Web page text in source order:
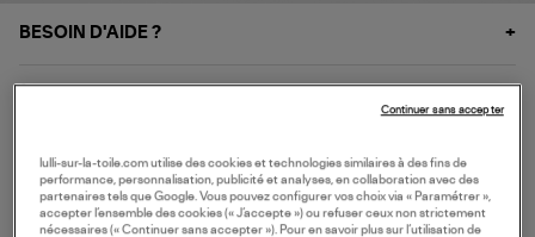
BESOIN D'AIDE ?
NOS SERVICES
SERVICE CLIENT
lulli-sur-la-toile.com utilise des cookies et technologies similaires à des fins de
performance, personnalisation, publicité et analyses, en collaboration avec des
partenaires tels que Google. Vous pouvez configurer vos choix via « Paramétrer »,
accepter l’ensemble des cookies (« J’accepte ») ou refuser ceux non strictement
nécessaires (« Continuer sans accepter »). Pour en savoir plus sur l’utilisation de
Continuer sans accepter